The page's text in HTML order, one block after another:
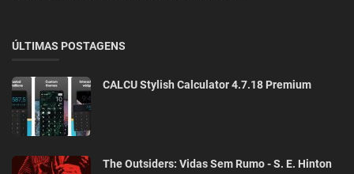
ÚLTIMAS POSTAGENS
CALCU Stylish Calculator 4.7.18 Premium
The Outsiders: Vidas Sem Rumo - S. E. Hinton